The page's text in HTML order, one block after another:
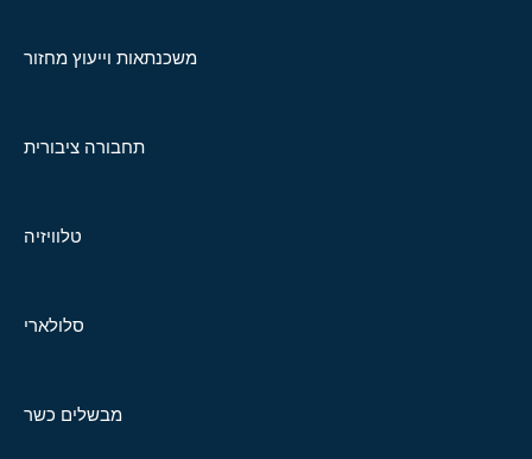
משכנתאות וייעוץ מחזור
תחבורה ציבורית
טלוויזיה
סלולארי
מבשלים כשר